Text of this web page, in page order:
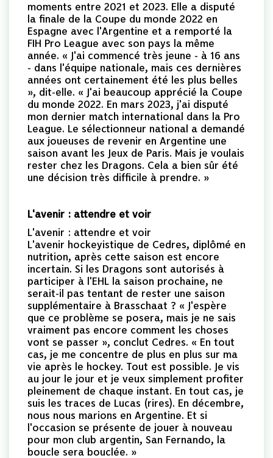
moments entre 2021 et 2023. Elle a disputé
la finale de la Coupe du monde 2022 en
Espagne avec l'Argentine et a remporté la
FIH Pro League avec son pays la même
année. « J'ai commencé très jeune - à 16 ans
- dans l'équipe nationale, mais ces dernières
années ont certainement été les plus belles
», dit-elle. « J'ai beaucoup apprécié la Coupe
du monde 2022. En mars 2023, j'ai disputé
mon dernier match international dans la Pro
League. Le sélectionneur national a demandé
aux joueuses de revenir en Argentine une
saison avant les Jeux de Paris. Mais je voulais
rester chez les Dragons. Cela a bien sûr été
une décision très difficile à prendre. »
L'avenir : attendre et voir
L'avenir : attendre et voir
L'avenir hockeyistique de Cedres, diplômé en
nutrition, après cette saison est encore
incertain. Si les Dragons sont autorisés à
participer à l'EHL la saison prochaine, ne
serait-il pas tentant de rester une saison
supplémentaire à Brasschaat ? « J'espère
que ce problème se posera, mais je ne sais
vraiment pas encore comment les choses
vont se passer », conclut Cedres. « En tout
cas, je me concentre de plus en plus sur ma
vie après le hockey. Tout est possible. Je vis
au jour le jour et je veux simplement profiter
pleinement de chaque instant. En tout cas, je
suis les traces de Lucas (rires). En décembre,
nous nous marions en Argentine. Et si
l'occasion se présente de jouer à nouveau
pour mon club argentin, San Fernando, la
boucle sera bouclée. »